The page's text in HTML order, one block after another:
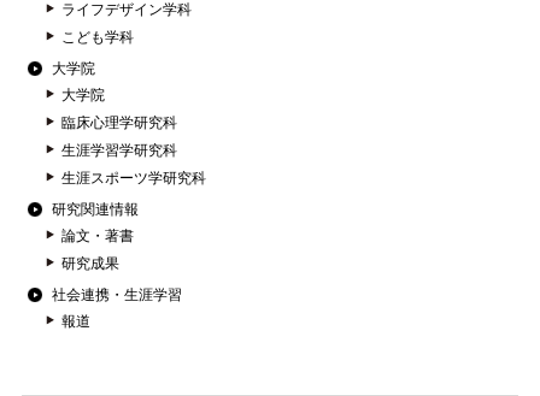
ライフデザイン学科
こども学科
大学院
大学院
臨床心理学研究科
生涯学習学研究科
生涯スポーツ学研究科
研究関連情報
論文・著書
研究成果
社会連携・生涯学習
報道